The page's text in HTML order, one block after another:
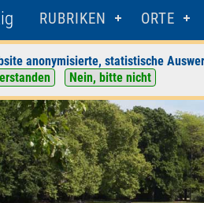
RUBRIKEN ORTE
anonymisierte, statistische
Nein, bitte nicht